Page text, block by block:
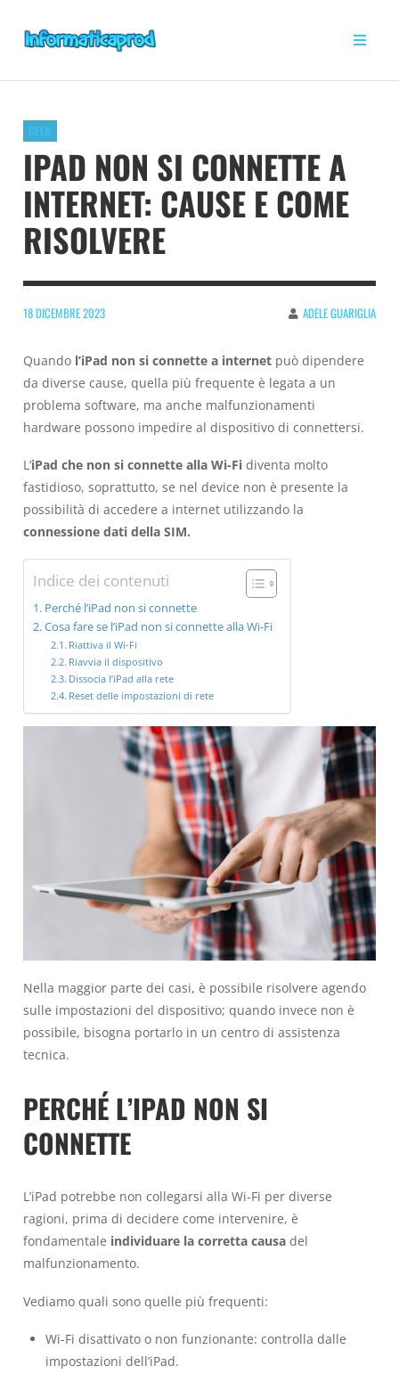
GEEK
IPAD NON SI CONNETTE A
INTERNET: CAUSE E COME
RISOLVERE
18 DICEMBRE 2023 ADELE GUARIGLIA
Quando l’iPad non si connette a internet può dipendere
da diverse cause, quella più frequente è legata a un
problema software, ma anche malfunzionamenti
hardware possono impedire al dispositivo di connettersi.
L’iPad che non si connette alla Wi-Fi diventa molto
fastidioso, soprattutto, se nel device non è presente la
possibilità di accedere a internet utilizzando la
connessione dati della SIM.
Indice dei contenuti
Perché l’iPad non si connette
Cosa fare se l’iPad non si connette alla Wi-Fi
Riattiva il Wi-Fi
Riavvia il dispositivo
Dissocia l’iPad alla rete
Reset delle impostazioni di rete
Nella maggior parte dei casi, è possibile risolvere agendo
sulle impostazioni del dispositivo; quando invece non è
possibile, bisogna portarlo in un centro di assistenza
tecnica.
PERCHÉ L’IPAD NON SI
CONNETTE
L’iPad potrebbe non collegarsi alla Wi-Fi per diverse
ragioni, prima di decidere come intervenire, è
fondamentale individuare la corretta causa del
malfunzionamento.
Vediamo quali sono quelle più frequenti:
Wi-Fi disattivato o non funzionante: controlla dalle
impostazioni dell’iPad.